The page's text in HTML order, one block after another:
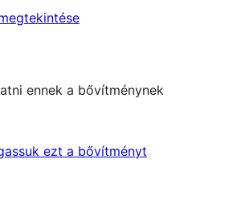
ennek a bővítménynek
ezt a bővítményt